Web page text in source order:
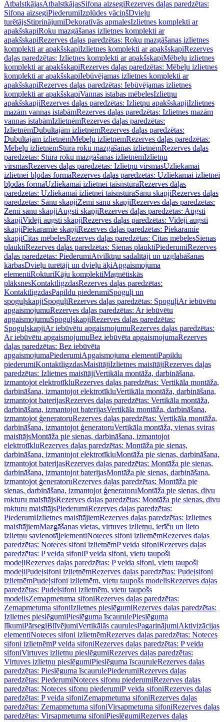
AtbalstkājasAtbalstkājasSifona aizsegiRezerves daļas paredzētas:
Sifona aizsegiPiederumiIzplūdes vāciņšDvieļu
turētājsStiprinājumiDekoratīvās apmalesIzlietnes komplekti ar
apakšskapiRoku mazgāšanas izlietnes komplekti ar
apakšskapiRezerves daļas paredzētas: Roku mazgāšanas izlietnes
komplekti ar apakšskapiIzlietnes komplekti ar apakšskapiRezerves
daļas paredzētas: Izlietnes komplekti ar apakšskapiMēbeļu izlietnes
komplekti ar apakšskapiRezerves daļas paredzētas: Mēbeļu izlietnes
komplekti ar apakšskapiIebūvējamas izlietnes komplekti ar
apakšskapiRezerves daļas paredzētas: Iebūvējamas izlietnes
komplekti ar apakšskapiVannas istabas mēbelesIzlietņu
apakšskapjiRezerves daļas paredzētas: Izlietņu apakšskapjiIzlietnes
mazām vannas istabāmRezerves daļas paredzētas: Izlietnes mazām
vannas istabāmIzlietnēmRezerves daļas paredzētas:
IzlietnēmDubultajām izlietnēmRezerves daļas paredzētas:
Dubultajām izlietnēmMēbeļu izlietnēmRezerves daļas paredzētas:
Mēbeļu izlietnēmStūra roku mazgāšanas izlietnēmRezerves daļas
paredzētas: Stūra roku mazgāšanas izlietnēmIzlietņu
virsmasRezerves daļas paredzētas: Izlietņu virsmasUzliekamai
izlietnei bļodas formāRezerves daļas paredzētas: Uzliekamai izlietnei
bļodas formāUzliekamai izlietnei taisnstūraRezerves daļas
paredzētas: Uzliekamai izlietnei taisnstūraSānu skapjiRezerves daļas
paredzētas: Sānu skapjiZemi sānu skapjiRezerves daļas paredzētas:
Zemi sānu skapjiAugsti skapjiRezerves daļas paredzētas: Augsti
skapjiVidēji augsti skapjiRezerves daļas paredzētas: Vidēji augsti
skapjiPiekaramie skapjiRezerves daļas paredzētas: Piekaramie
skapjiCitas mēbelesRezerves daļas paredzētas: Citas mēbelesSienas
plauktiRezerves daļas paredzētas: Sienas plauktiPiederumiRezerves
daļas paredzētas: PiederumiAtvilktņu sadalītāji un uzglabāšanas
kārbasDvieļu turētāji un dvieļu āķiApgaismojuma
elementiRokturiKāju komplektiMagnētiskās
plāksnesKontaktligzdasRezerves daļas paredzētas:
KontaktligzdasPapildu piederumiSpoguļi un
spoguļskapjiSpoguļiRezerves daļas paredzētas: SpoguļiAr iebūvētu
apgaismojumuRezerves daļas paredzētas: Ar iebūvētu
apgaismojumuSpoguļskapjiRezerves daļas paredzētas:
SpoguļskapjiAr iebūvētu apgaismojumuRezerves daļas paredzētas:
Ar iebūvētu apgaismojumuBez iebūvēta apgaismojumaRezerves
daļas paredzētas: Bez iebūvēta
apgaismojumaPiederumiApgaismojuma elementiPapildu
piederumiKontaktligzdasMaisītājiIzlietnes maisītājiRezerves daļas
paredzētas: Izlietnes maisītājiVertikāla montāža, darbināšana,
izmantojot elektrotīkluRezerves daļas paredzētas: Vertikāla montāža,
darbināšana, izmantojot elektrotīkluVertikāla montāža, darbināšana,
izmantojot baterijasRezerves daļas paredzētas: Vertikāla montāža,
darbināšana, izmantojot baterijasVertikāla montāža, darbināšana,
izmantojot ģeneratoruRezerves daļas paredzētas: Vertikāla montāža,
darbināšana, izmantojot ģeneratoruVertikāla montāža, vienas sviras
maisītājsMontāža pie sienas, darbināšana, izmantojot
elektrotīkluRezerves daļas paredzētas: Montāža pie sienas,
darbināšana, izmantojot elektrotīkluMontāža pie sienas, darbināšana,
izmantojot baterijasRezerves daļas paredzētas: Montāža pie sienas,
darbināšana, izmantojot baterijasMontāža pie sienas, darbināšana,
izmantojot ģeneratoruRezerves daļas paredzētas: Montāža pie
sienas, darbināšana, izmantojot ģeneratoruMontāža pie sienas, divu
rokturu maisītājsRezerves daļas paredzētas: Montāža pie sienas, divu
rokturu maisītājsPiederumiRezerves daļas paredzētas:
PiederumiIzlietnes maisītājiemRezerves daļas paredzētas: Izlietnes
maisītājiemMazgāšanas vietas, virtuves izlietņu, ierīču un lieto
izlietņu savienotājelementiNoteces sifoni izlietnēmRezerves daļas
paredzētas: Noteces sifoni izlietnēmP veida sifoniRezerves daļas
paredzētas: P veida sifoniP veida sifoni, vietu taupoši
modeļiRezerves daļas paredzētas: P veida sifoni, vietu taupoši
modeļiPudeļsifoni izlietnēmRezerves daļas paredzētas: Pudeļsifoni
izlietnēmPudeļsifoni izlietnēm, vietu taupošs modelisRezerves daļas
paredzētas: Pudeļsifoni izlietnēm, vietu taupošs
modelisZemapmetuma sifoniRezerves daļas paredzētas:
Zemapmetuma sifoniIzlietnes pieslēgumiRezerves daļas paredzētas:
Izlietnes pieslēgumiPieslēguma īscaurulePieslēguma
līkumiPārsegiBlīvējumiVertikālās caurulesPagarinājumiAktivizācijas
elementiNoteces sifoni izlietnēmRezerves daļas paredzētas: Noteces
sifoni izlietnēmP veida sifoniRezerves daļas paredzētas: P veida
sifoniVirtuves izlietņu pieslēgumiRezerves daļas paredzētas:
Virtuves izlietņu pieslēgumiPieslēguma īscauruleRezerves daļas
paredzētas: Pieslēguma īscaurulePiederumiRezerves daļas
paredzētas: PiederumiNoteces sifonu piederumiRezerves daļas
paredzētas: Noteces sifonu piederumiP veida sifoniRezerves daļas
paredzētas: P veida sifoniZemapmetuma sifoniRezerves daļas
paredzētas: Zemapmetuma sifoniVirsapmetuma sifoniRezerves daļas
paredzētas: Virsapmetuma sifoniPieslēgumiRezerves daļas